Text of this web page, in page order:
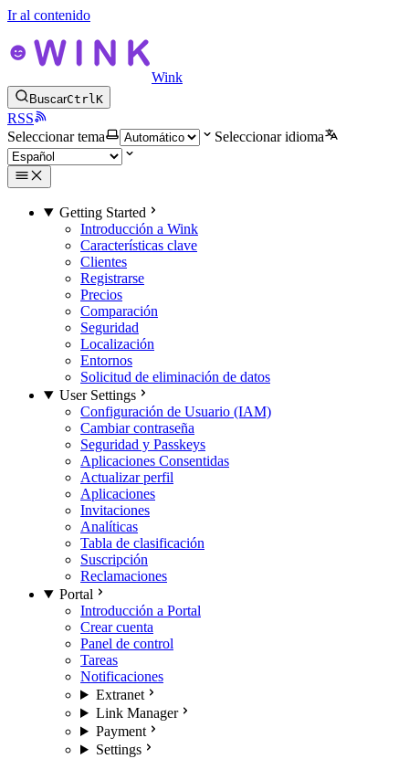
Ir al contenido
Wink
BuscarCtrlK
RSS
Seleccionar tema
Seleccionar idioma
Getting Started
Introducción a Wink
Características clave
Clientes
Registrarse
Precios
Comparación
Seguridad
Localización
Entornos
Solicitud de eliminación de datos
User Settings
Configuración de Usuario (IAM)
Cambiar contraseña
Seguridad y Passkeys
Aplicaciones Consentidas
Actualizar perfil
Aplicaciones
Invitaciones
Analíticas
Tabla de clasificación
Suscripción
Reclamaciones
Portal
Introducción a Portal
Crear cuenta
Panel de control
Tareas
Notificaciones
Extranet
Link Manager
Payment
Settings